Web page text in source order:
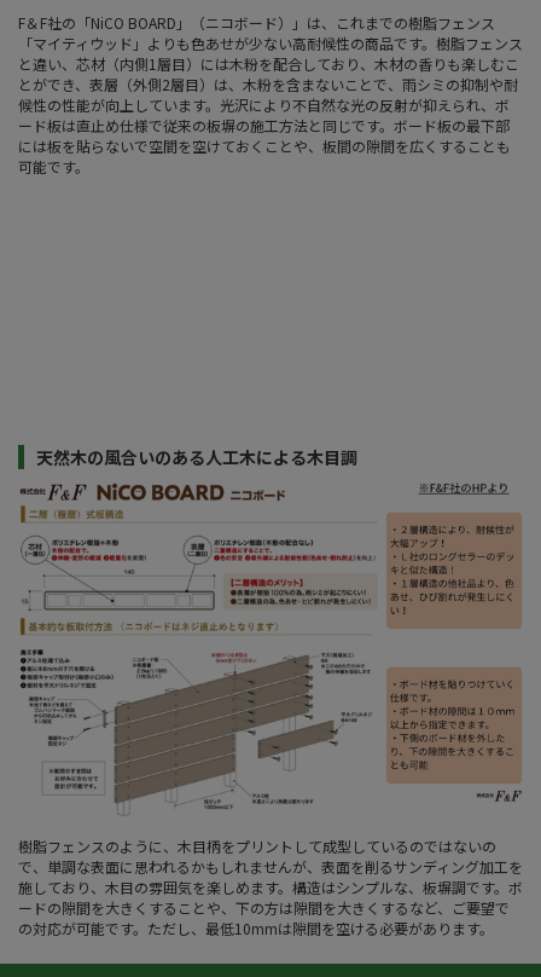
F＆F社の「NiCO BOARD」（ニコボード）」は、これまでの樹脂フェンス
「マイティウッド」よりも色あせが少ない高耐候性の商品です。樹脂フェンス
と違い、芯材（内側1層目）には木粉を配合しており、木材の香りも楽しむこ
とができ、表層（外側2層目）は、木粉を含まないことで、雨シミの抑制や耐
候性の性能が向上しています。光沢により不自然な光の反射が抑えられ、ボ
ード板は直止め仕様で従来の板塀の施工方法と同じです。ボード板の最下部
には板を貼らないで空間を空けておくことや、板間の隙間を広くすることも
可能です。
天然木の風合いのある人工木による木目調
樹脂フェンスのように、木目柄をプリントして成型しているのではないの
で、単調な表面に思われるかもしれませんが、表面を削るサンディング加工を
施しており、木目の雰囲気を楽しめます。構造はシンプルな、板塀調です。ボ
ードの隙間を大きくすることや、下の方は隙間を大きくするなど、ご要望で
の対応が可能です。ただし、最低10mmは隙間を空ける必要があります。